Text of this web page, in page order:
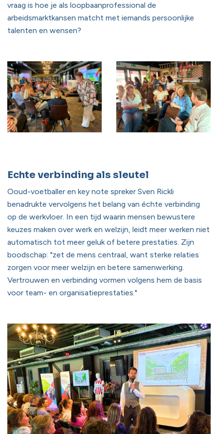
vraag is hoe je als loopbaanprofessional de
arbeidsmarktkansen matcht met iemands persoonlijke
talenten en wensen?
Echte verbinding als sleutel
Ooud-voetballer en key note spreker Sven Rickli
benadrukte vervolgens het belang van échte verbinding
op de werkvloer. In een tijd waarin mensen bewustere
keuzes maken over werk en welzijn, leidt meer werken niet
automatisch tot meer geluk of betere prestaties. Zijn
boodschap: "zet de mens centraal, want sterke relaties
zorgen voor meer welzijn en betere samenwerking.
Vertrouwen en verbinding vormen volgens hem de basis
voor team- en organisatieprestaties."